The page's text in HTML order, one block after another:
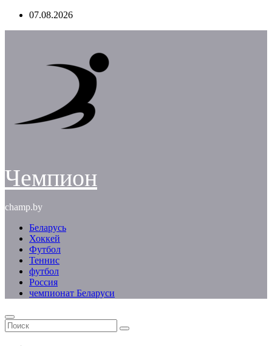
Перейти07.08.2026
Чемпион
champ.by
Беларусь
Хоккей
Футбол
Теннис
футбол
Россия
чемпионат Беларуси